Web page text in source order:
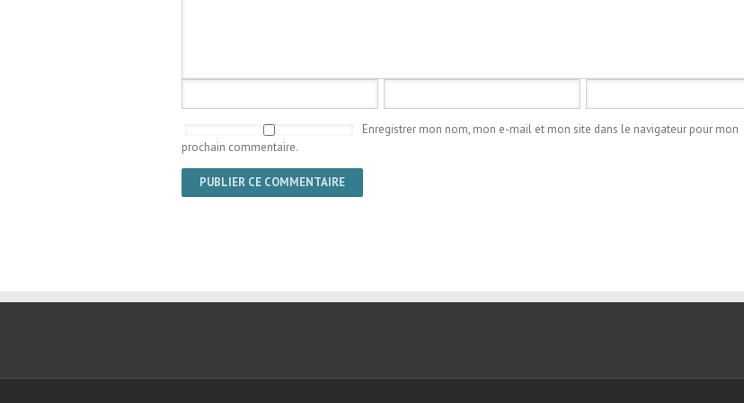
Enregistrer mon nom, mon e-mail et mon site dans le navigateur pour mon
prochain commentaire.